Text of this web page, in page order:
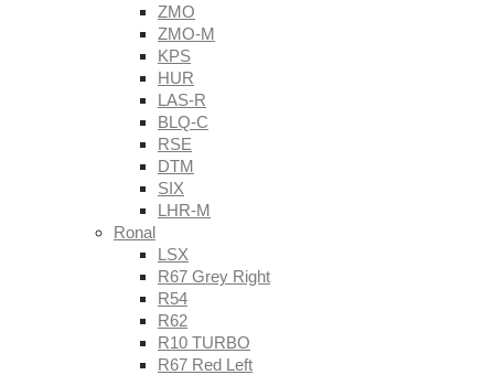
ZMO
ZMO-M
KPS
HUR
LAS-R
BLQ-C
RSE
DTM
SIX
LHR-M
Ronal
LSX
R67 Grey Right
R54
R62
R10 TURBO
R67 Red Left